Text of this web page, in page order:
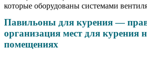
которые оборудованы системами
Павильоны для курения —
организация мест для курения
помещениях